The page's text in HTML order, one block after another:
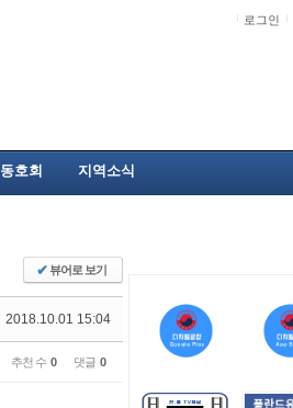
로그인
동호회 지역소식
✔뷰어로 보기
2018.10.01 15:04
추천 수 0 댓글 0